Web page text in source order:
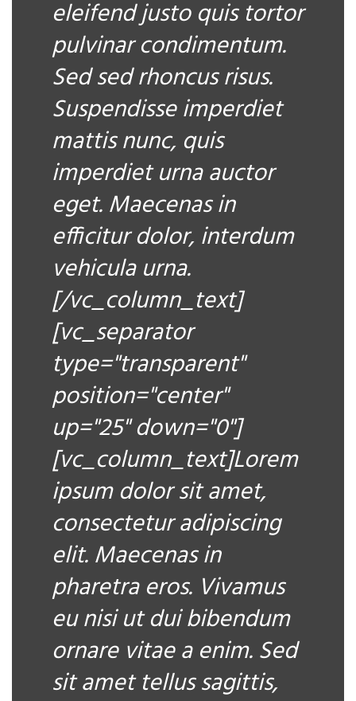
eleifend justo quis tortor
pulvinar condimentum.
Sed sed rhoncus risus.
Suspendisse imperdiet
mattis nunc, quis
imperdiet urna auctor
eget. Maecenas in
efficitur dolor, interdum
vehicula urna.
[/vc_column_text]
[vc_separator
type="transparent"
position="center"
up="25" down="0"]
[vc_column_text]Lorem
ipsum dolor sit amet,
consectetur adipiscing
elit. Maecenas in
pharetra eros. Vivamus
eu nisi ut dui bibendum
ornare vitae a enim. Sed
sit amet tellus sagittis,